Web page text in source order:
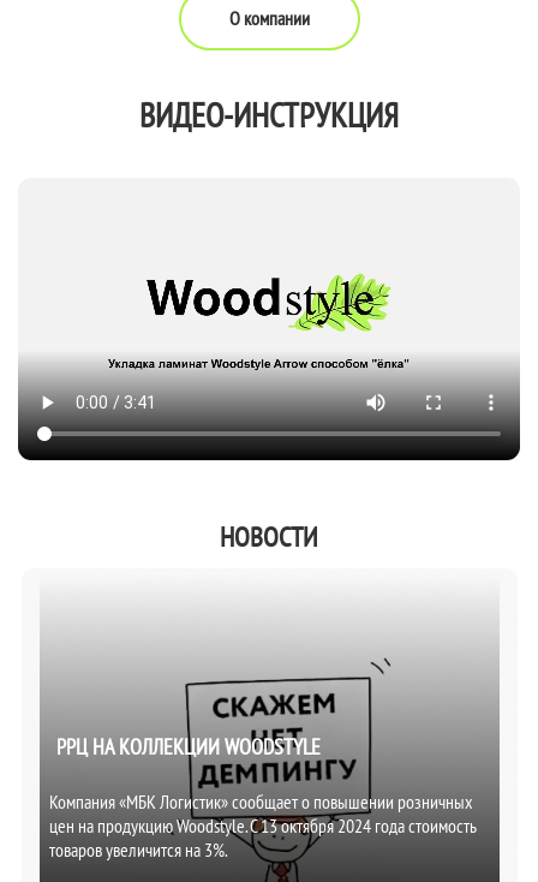
О компании
ВИДЕО-ИНСТРУКЦИЯ
НОВОСТИ
РРЦ НА КОЛЛЕКЦИИ WOODSTYLE
Компания «МБК Логистик» сообщает о повышении розничных
цен на продукцию Woodstyle. С 13 октября 2024 года стоимость
товаров увеличится на 3%.